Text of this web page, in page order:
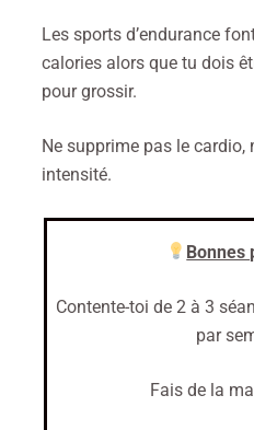
Les sports d’endurance
calories alors que tu dois
pour grossir.
Ne supprime pas le
intensité.
Bonnes
Contente-toi de 2 à 3
par
Fais de la